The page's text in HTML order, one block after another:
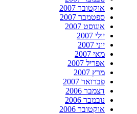
אוקטובר 2007
ספטמבר 2007
אוגוסט 2007
יולי 2007
יוני 2007
מאי 2007
אפריל 2007
מרץ 2007
פברואר 2007
דצמבר 2006
נובמבר 2006
אוקטובר 2006